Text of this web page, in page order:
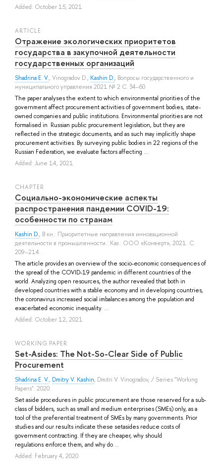
Added: October 15, 2021
ARTICLE
Отражение экологических приоритетов
государства в закупочной деятельности
государственных организаций
Shadrina E. V., Vinogradov D., Kashin D., Вопросы государственного и
муниципального управления 2021 № 2 С. 34–60
The paper analyses the extent to which environmental priorities of the
government affect procurement activities of government bodies, state-
owned companies and public institutions. Environmental priorities are not
formalised in Russian public procurement legislation, but they are
reflected in the strategic documents, and as such may implicitly shape
procurement activities. By surveying public bodies in 22 regions of the
Russian Federation, we evaluate factors affecting ...
Added: June 14, 2021
СHAPTER
Социально-экономические аспекты
распространения пандемии COVID-19:
особенности по странам
Kashin D., В кн.: Приоритетные направления инновационной
деятельности в промышленности.: Каз.: ООО «Конверт», 2021. С.
209–214.
The article provides an overview of the socio-economic consequences of
the spread of the COVID-19 pandemic in different countries of the
world. Analyzing open resources, the author revealed that both in
developed countries with a stable economy and in developing countries,
the coronavirus increased social imbalances among the population and
exacerbated economic inequality. ...
Added: October 12, 2021
WORKING PAPER
Set-Asides: The Not-So-Clear Side of Public
Procurement
Shadrina E. V., Dmitry V. Kashin, Dmitri V. Vinogradov, / Series "Working
Papers". 2020.
Set aside procedures in public procurement are those reserved for a sub-
class of bidders, such as small and medium enterprises (SMEs) only, as a
tool of the preferential treatment of SMEs by many governments. Prior
studies and our results indicate these setasides reduce costs of
government contracting. If they are cheaper, why should
regulations enforce them, and why do ...
Added: February 4, 2020